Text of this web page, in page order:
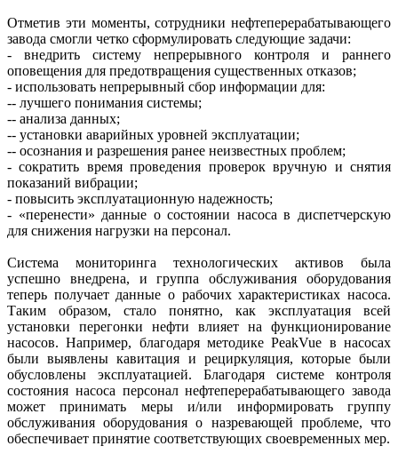
Отметив эти моменты, сотрудники нефтеперерабатывающего
завода смогли четко сформулировать следующие задачи:
- внедрить систему непрерывного контроля и раннего
оповещения для предотвращения существенных отказов;
- использовать непрерывный сбор информации для:
-- лучшего понимания системы;
-- анализа данных;
-- установки аварийных уровней эксплуатации;
-- осознания и разрешения ранее неизвестных проблем;
- сократить время проведения проверок вручную и снятия
показаний вибрации;
- повысить эксплуатационную надежность;
- «перенести» данные о состоянии насоса в диспетчерскую
для снижения нагрузки на персонал.
Система мониторинга технологических активов была
успешно внедрена, и группа обслуживания оборудования
теперь получает данные о рабочих характеристиках насоса.
Таким образом, стало понятно, как эксплуатация всей
установки перегонки нефти влияет на функционирование
насосов. Например, благодаря методике PeakVue в насосах
были выявлены кавитация и рециркуляция, которые были
обусловлены эксплуатацией. Благодаря системе контроля
состояния насоса персонал нефтеперерабатывающего завода
может принимать меры и/или информировать группу
обслуживания оборудования о назревающей проблеме, что
обеспечивает принятие соответствующих своевременных мер.